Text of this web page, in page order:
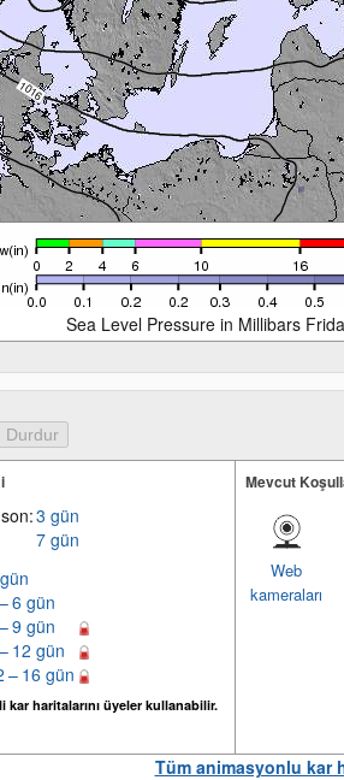
Sea Level Pressure in Millibars
3 gün
7 gün
6 gün
9 gün
12 gün
– 16 gün
kar haritalarını üyeler kullanabilir.
Mevcut
Web
kameraları
Tüm animasyonlu kar